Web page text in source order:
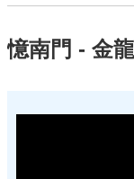
憶南門 - 金